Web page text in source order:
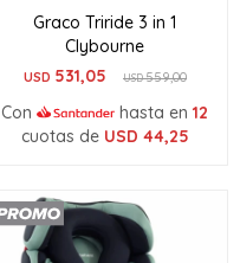
Graco Triride 3 in 1
Clybourne
USD 531,05 USD559,00
Con hasta en 12
cuotas de USD 44,25